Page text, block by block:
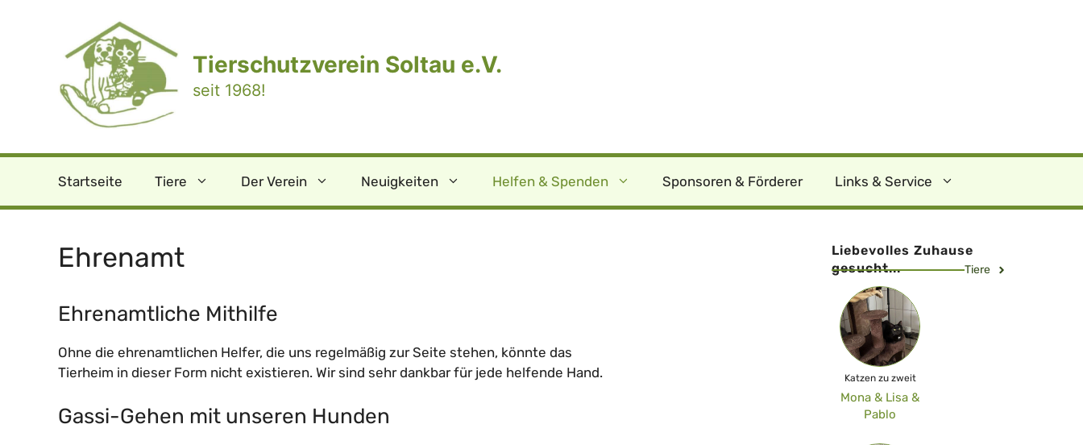
Tierschutzverein Soltau e.V.
seit 1968!
Startseite Tiere Der Verein Neuigkeiten Helfen & Spenden Sponsoren & Förderer Links & Service
Ehrenamt
Ehrenamtliche Mithilfe
Ohne die ehrenamtlichen Helfer, die uns regelmäßig zur Seite stehen, könnte das
Tierheim in dieser Form nicht existieren. Wir sind sehr dankbar für jede helfende Hand.
Gassi-Gehen mit unseren Hunden
Liebevolles Zuhause
gesucht...
Tiere
Katzen zu zweit
Mona & Lisa &
Pablo